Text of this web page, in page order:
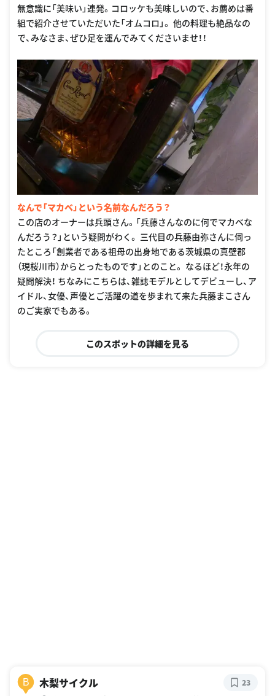
無意識に「美味い」連発。コロッケも美味しいので、お薦めは番
組で紹介させていただいた「オムコロ」。 他の料理も絶品なの
で、みなさま、ぜひ足を運んでみてくださいませ！！
なんで「マカベ」という名前なんだろう？
この店のオーナーは兵頭さん。「兵藤さんなのに何でマカベな
んだろう？」という疑問がわく。 三代目の兵藤由弥さんに伺っ
たところ「創業者である祖母の出身地である茨城県の真壁郡
（現桜川市）からとったものです」とのこと。 なるほど！永年の
疑問解決！ ちなみにこちらは、雑誌モデルとしてデビューし、ア
イドル、女優、声優とご活躍の道を歩まれて来た兵藤まこさん
のご実家でもある。
このスポットの詳細を見る
B 木梨サイクル 23